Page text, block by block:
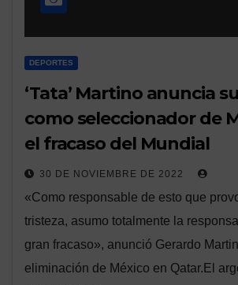
DEPORTES
‘Tata’ Martino anuncia
como seleccionador de
el fracaso del Mundial
30 DE NOVIEMBRE DE 2022
«Como responsable de esto que
tristeza, asumo totalmente la
gran fracaso», anunció Gerardo
eliminación de México en Qatar.El